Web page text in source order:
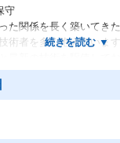
守
た関係を長く築いてき
術者を多く抱えています
しやすいソフトウェア
立ち上げたい」「セキ